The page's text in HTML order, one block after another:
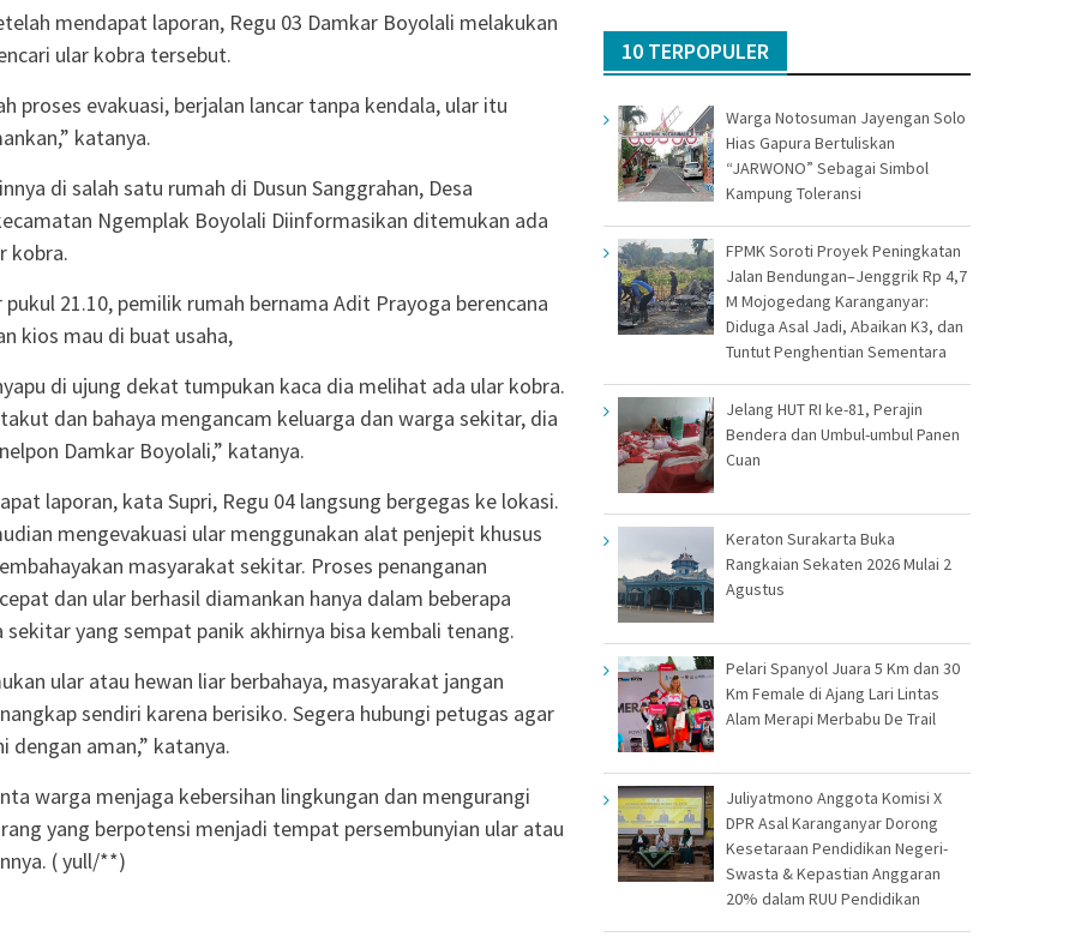
mendapat laporan, Regu 03 Damkar Boyolali melakukan
ular kobra tersebut.
proses evakuasi, berjalan lancar tanpa kendala, ular itu
katanya.
di salah satu rumah di Dusun Sanggrahan, Desa
Ngemplak Boyolali Diinformasikan ditemukan ada
kobra.
21.10, pemilik rumah bernama Adit Prayoga berencana
kios mau di buat usaha,
di ujung dekat tumpukan kaca dia melihat ada ular kobra.
dan bahaya mengancam keluarga dan warga sekitar, dia
Damkar Boyolali,” katanya.
laporan, kata Supri, Regu 04 langsung bergegas ke lokasi.
mengevakuasi ular menggunakan alat penjepit khusus
masyarakat sekitar. Proses penanganan
dan ular berhasil diamankan hanya dalam beberapa
sekitar yang sempat panik akhirnya bisa kembali tenang.
ular atau hewan liar berbahaya, masyarakat jangan
sendiri karena berisiko. Segera hubungi petugas agar
dengan aman,” katanya.
warga menjaga kebersihan lingkungan dan mengurangi
yang berpotensi menjadi tempat persembunyian ular atau
( yull/**)
10 TERPOPULER
Warga Notosuman Jayengan Solo
Hias Gapura Bertuliskan
“JARWONO” Sebagai Simbol
Kampung Toleransi
FPMK Soroti Proyek Peningkatan
Jalan Bendungan–Jenggrik Rp 4,7
M Mojogedang Karanganyar:
Diduga Asal Jadi, Abaikan K3, dan
Tuntut Penghentian Sementara
Jelang HUT RI ke-81, Perajin
Bendera dan Umbul-umbul Panen
Cuan
Keraton Surakarta Buka
Rangkaian Sekaten 2026 Mulai 2
Agustus
Pelari Spanyol Juara 5 Km dan 30
Km Female di Ajang Lari Lintas
Alam Merapi Merbabu De Trail
Juliyatmono Anggota Komisi X
DPR Asal Karanganyar Dorong
Kesetaraan Pendidikan Negeri-
Swasta & Kepastian Anggaran
20% dalam RUU Pendidikan